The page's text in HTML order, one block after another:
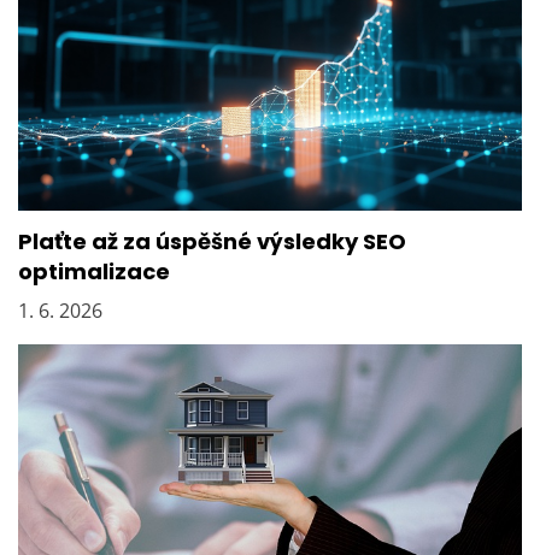
í
s
p
ě
v
e
k
Plaťte až za úspěšné výsledky SEO
optimalizace
1. 6. 2026